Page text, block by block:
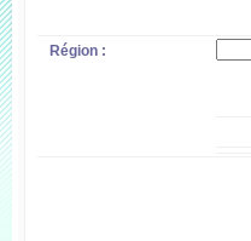
Région :